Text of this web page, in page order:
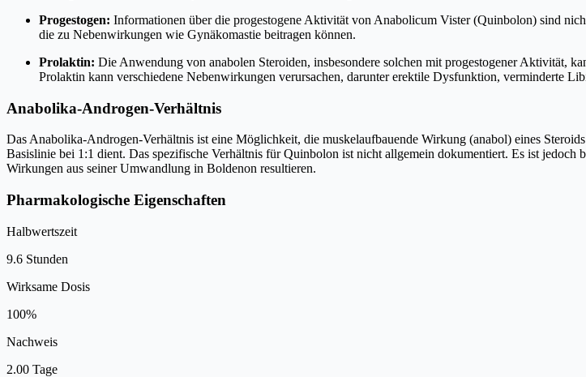
Progestogen: Informationen über die progestogene Aktivität von Anabolicum Vister (Quinbolon) sind
die zu Nebenwirkungen wie Gynäkomastie beitragen können.
Prolaktin: Die Anwendung von anabolen Steroiden, insbesondere solchen mit progestogener Aktivität,
Prolaktin kann verschiedene Nebenwirkungen verursachen, darunter erektile Dysfunktion, verminderte
Anabolika-Androgen-Verhältnis
Das Anabolika-Androgen-Verhältnis ist eine Möglichkeit, die muskelaufbauende Wirkung (anabol) eines
Basislinie bei 1:1 dient. Das spezifische Verhältnis für Quinbolon ist nicht allgemein dokumentiert. Es ist jedoch
Wirkungen aus seiner Umwandlung in Boldenon resultieren.
Pharmakologische Eigenschaften
Halbwertszeit
9.6 Stunden
Wirksame Dosis
100%
Nachweis
2.00 Tage